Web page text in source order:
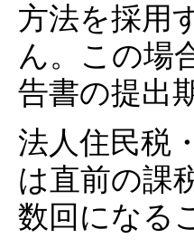
方法を採用
ん。この場
告書の提出
法人住民税
は直前の課
数回になる